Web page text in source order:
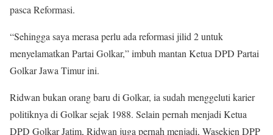
pasca Reformasi.
“Sehingga saya merasa perlu ada reformasi jilid 2 untuk
menyelamatkan Partai Golkar,” imbuh mantan Ketua DPD Partai
Golkar Jawa Timur ini.
Ridwan bukan orang baru di Golkar, ia sudah menggeluti karier
politiknya di Golkar sejak 1988. Selain pernah menjadi Ketua
DPD Golkar Jatim, Ridwan juga pernah menjadi, Wasekjen DPP